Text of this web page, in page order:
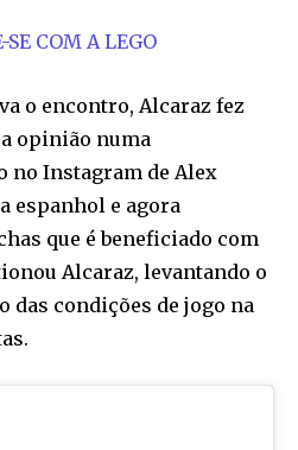
COM A LEGO
o encontro, Alcaraz fez
opinião numa
no Instagram de Alex
espanhol e agora
que é beneficiado com
Alcaraz, levantando o
das condições de jogo na